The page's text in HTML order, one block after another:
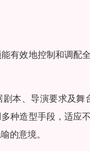
有效地控制和调配
本、导演要求及
种造型手段，适应
的意境。